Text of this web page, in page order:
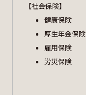
【社会保険】
健康保険
厚生年金保険
雇用保険
労災保険